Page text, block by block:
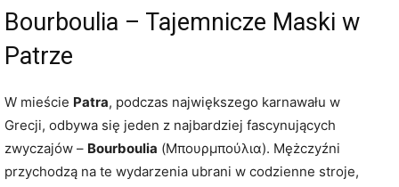
Bourboulia – Tajemnicze Maski w
Patrze
W mieście Patra, podczas największego karnawału w
Grecji, odbywa się jeden z najbardziej fascynujących
zwyczajów – Bourboulia (Μπουρμπούλια). Mężczyźni
przychodzą na te wydarzenia ubrani w codzienne stroje,